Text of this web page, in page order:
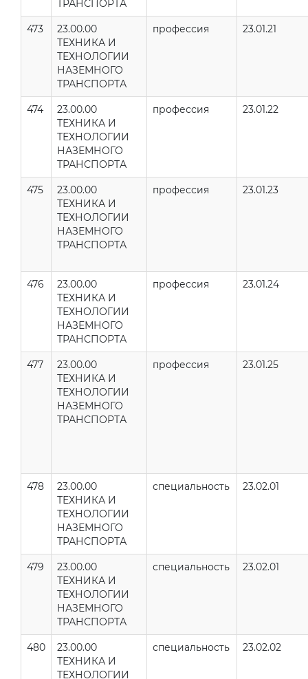
ТРАНСПОРТА
473
23.00.00
ТЕХНИКА И
ТЕХНОЛОГИИ
НАЗЕМНОГО
ТРАНСПОРТА
профессия 23.01.21
474
23.00.00
ТЕХНИКА И
ТЕХНОЛОГИИ
НАЗЕМНОГО
ТРАНСПОРТА
профессия 23.01.22
475
23.00.00
ТЕХНИКА И
ТЕХНОЛОГИИ
НАЗЕМНОГО
ТРАНСПОРТА
профессия 23.01.23
476
23.00.00
ТЕХНИКА И
ТЕХНОЛОГИИ
НАЗЕМНОГО
ТРАНСПОРТА
профессия 23.01.24
477
23.00.00
ТЕХНИКА И
ТЕХНОЛОГИИ
НАЗЕМНОГО
ТРАНСПОРТА
профессия 23.01.25
478
23.00.00
ТЕХНИКА И
ТЕХНОЛОГИИ
НАЗЕМНОГО
ТРАНСПОРТА
специальность 23.02.01
479
23.00.00
ТЕХНИКА И
ТЕХНОЛОГИИ
НАЗЕМНОГО
ТРАНСПОРТА
специальность 23.02.01
480
23.00.00
ТЕХНИКА И
ТЕХНОЛОГИИ
специальность 23.02.02